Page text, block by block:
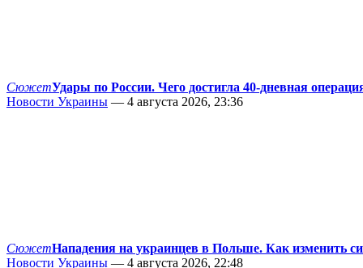
СюжетУдары по России. Чего достигла 40-дневная
Новости Украины — 4 августа 2026, 23:36
СюжетНападения на украинцев в Польше. Как изменить
Новости Украины — 4 августа 2026, 22:48